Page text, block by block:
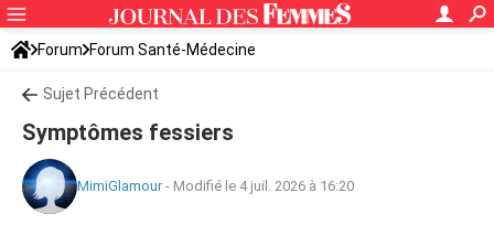
Forum Forum Santé-Médecine
Symptômes et maladies courantes
Sujet Précédent
Symptômes fessiers
MimiGlamour- Modifié le 4 juil. 2026 à 16:20